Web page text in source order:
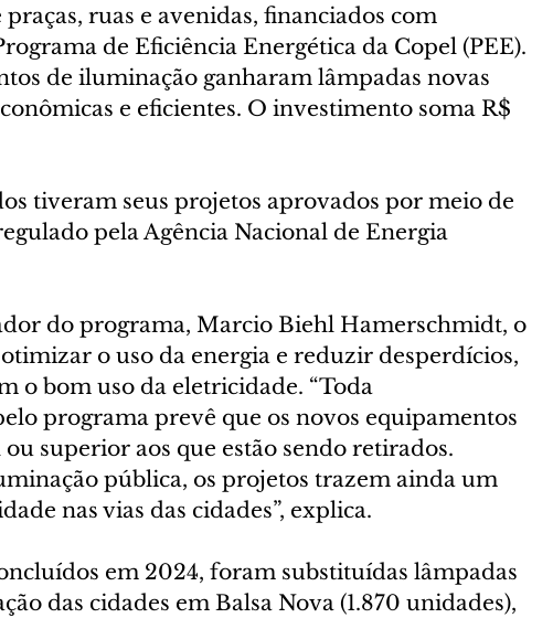
ruas e avenidas, financiados com
de Eficiência Energética da Copel (PEE).
de iluminação ganharam lâmpadas novas
e eficientes. O investimento soma R$
tiveram seus projetos aprovados por meio de
pela Agência Nacional de Energia
do programa, Marcio Biehl Hamerschmidt, o
o uso da energia e reduzir desperdícios,
o bom uso da eletricidade. “Toda
programa prevê que os novos equipamentos
superior aos que estão sendo retirados.
pública, os projetos trazem ainda um
nas vias das cidades”, explica.
em 2024, foram substituídas lâmpadas
das cidades em Balsa Nova (1.870 unidades),